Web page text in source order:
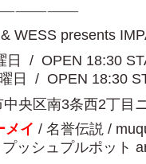
WESS presents
日 / OPEN 18:30
/ OPEN 18:30
央区南3条西2丁目
メイ / 名誉伝説 /
ュプルポット